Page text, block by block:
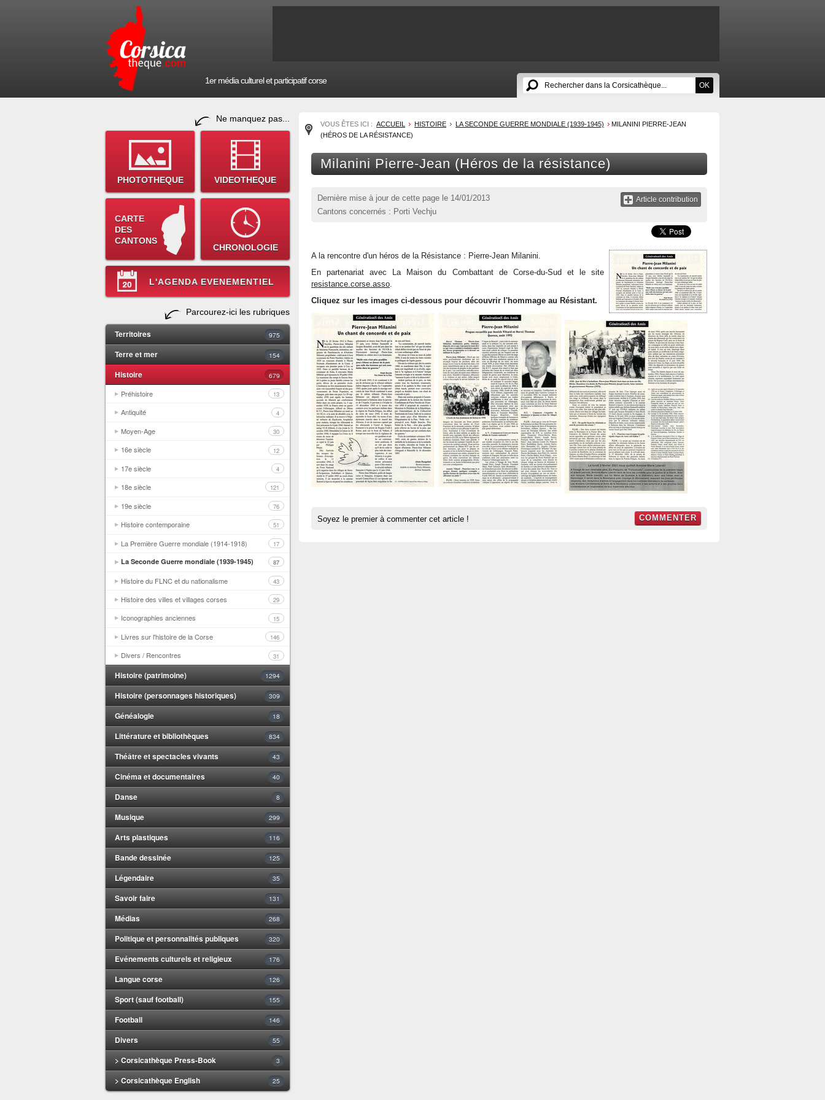
1er média culturel et participatif corse
Ne manquez pas...
PHOTOTHEQUE VIDEOTHEQUE
CARTE
DES
CANTONS
CHRONOLOGIE
L'AGENDA EVENEMENTIEL
Parcourez-ici les rubriques
Territoires 975
Terre et mer 154
Histoire 679
Préhistoire 13
Antiquité 4
Moyen-Age 30
16e siècle 12
17e siècle 4
18e siècle 121
19e siècle 76
Histoire contemporaine 51
La Première Guerre mondiale (1914-1918) 17
La Seconde Guerre mondiale (1939-1945) 87
Histoire du FLNC et du nationalisme 43
Histoire des villes et villages corses 29
Iconographies anciennes 15
Livres sur l'histoire de la Corse 146
Divers / Rencontres 31
Histoire (patrimoine) 1294
Histoire (personnages historiques) 309
Généalogie 18
Littérature et bibliothèques 834
Théâtre et spectacles vivants 43
Cinéma et documentaires 40
Danse 8
Musique 299
Arts plastiques 116
Bande dessinée 125
Légendaire 35
Savoir faire 131
Médias 268
Politique et personnalités publiques 320
Evénements culturels et religieux 176
Langue corse 126
Sport (sauf football) 155
Football 146
Divers 55
> Corsicathèque Press-Book 3
> Corsicathèque English 25
VOUS ÊTES ICI : ACCUEIL HISTOIRE LA SECONDE GUERRE MONDIALE (1939-1945)
MILANINI PIERRE-JEAN
(HÉROS DE LA RÉSISTANCE)
Milanini Pierre-Jean (Héros de la résistance)
Article contribution
Dernière mise à jour de cette page le 14/01/2013
Cantons concernés : Porti Vechju
A la rencontre d'un héros de la Résistance : Pierre-Jean Milanini.
En partenariat avec La Maison du Combattant de Corse-du-Sud et le site
resistance.corse.asso.
Cliquez sur les images ci-dessous pour découvrir l'hommage au Résistant.
Soyez le premier à commenter cet article ! COMMENTER